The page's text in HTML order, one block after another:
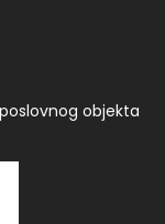
objekta